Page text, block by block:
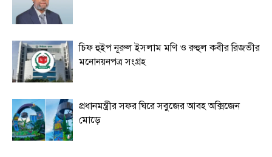
চিফ হুইপ নূরুল ইসলাম মণি ও রুহুল কবীর রিজভীর
মনোনয়নপত্র সংগ্রহ
প্রধানমন্ত্রীর সফর ঘিরে সবুজের আবহ অক্সিজেন
মোড়ে